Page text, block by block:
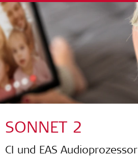
SONNET 2
CI und EAS Audioprozessor